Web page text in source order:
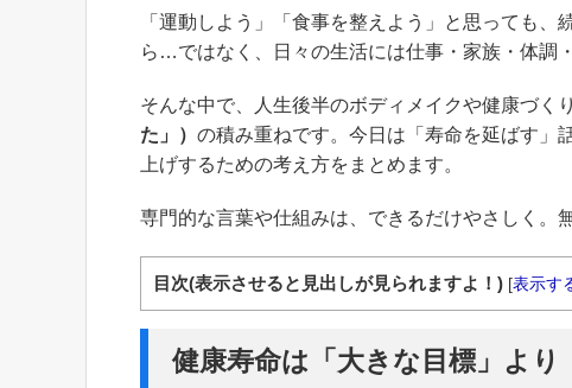
「運動しよう」「食事を整えよう」と思っても
ら…ではなく、日々の生活には仕事・家族・体調
そんな中で、人生後半のボディメイクや健康づく
た」） の積み重ねです。今日は「寿命を延ばす」
上げするための考え方をまとめます。
専門的な言葉や仕組みは、できるだけやさしく。
目次(表示させると見出しが見られますよ！) [表示す
健康寿命は「大きな目標」よ